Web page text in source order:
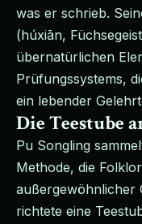
was er schrieb.
(húxiān,
übernatürlichen
Prüfungssystems,
ein lebender
Die Teestube
Pu Songling
Methode, die
außergewöhnlicher
richtete eine